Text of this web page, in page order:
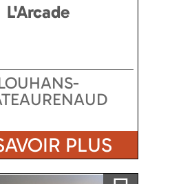
L'Arcade
PLUS
Ajouter a ma sélection